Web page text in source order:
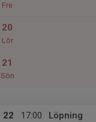
Fre
20
Lör
21
Sön
22
17:00
Löpning